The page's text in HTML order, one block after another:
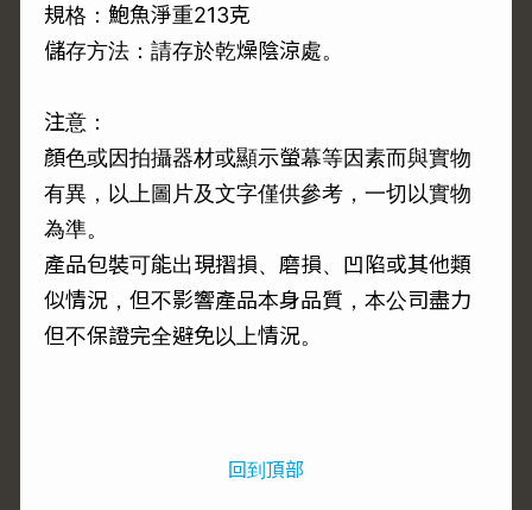
規格：鮑魚淨重213克
儲存方法：請存於乾燥陰涼處。
注意：
顏色或因拍攝器材或顯示螢幕等因素而與實物
有異，以上圖片及文字僅供參考，一切以實物
為準。
產品包裝可能出現摺損、磨損、凹陷或其他類
似情況，但不影響產品本身品質，本公司盡力
但不保證完全避免以上情況。
回到頂部